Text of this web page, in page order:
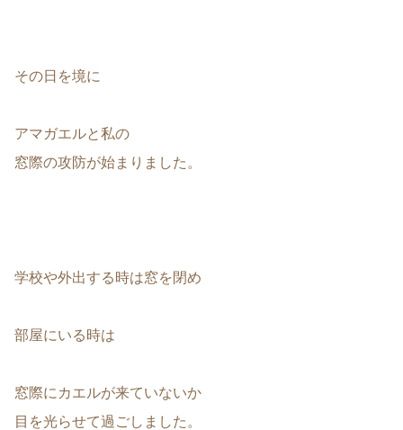
その日を境に
アマガエルと私の
窓際の攻防が始まりました。
学校や外出する時は窓を閉め
部屋にいる時は
窓際にカエルが来ていないか
目を光らせて過ごしました。